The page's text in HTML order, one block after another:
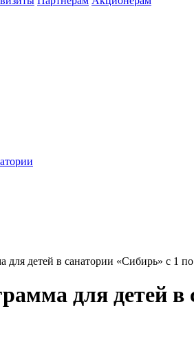
для детей в санатории «Сибирь» с 1
для детей